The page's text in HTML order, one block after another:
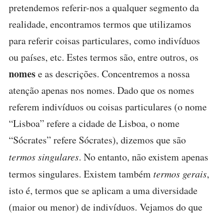
pretendemos referir-nos a qualquer segmento da
realidade, encontramos termos que utilizamos
para referir coisas particulares, como indivíduos
ou países, etc. Estes termos são, entre outros, os
nomese as descrições. Concentremos a nossa
atenção apenas nos nomes. Dado que os nomes
referem indivíduos ou coisas particulares (o nome
“Lisboa” refere a cidade de Lisboa, o nome
“Sócrates” refere Sócrates), dizemos que são
termos singulares. No entanto, não existem apenas
termos singulares. Existem tambémtermos gerais,
isto é, termos que se aplicam a uma diversidade
(maior ou menor) de indivíduos. Vejamos do que